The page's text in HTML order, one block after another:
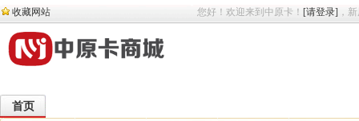
收藏网站 您好！欢迎来到中原卡！ [请登录] ，
首页